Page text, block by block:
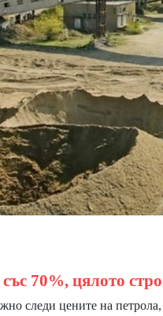
70%, цялото
следи цените на